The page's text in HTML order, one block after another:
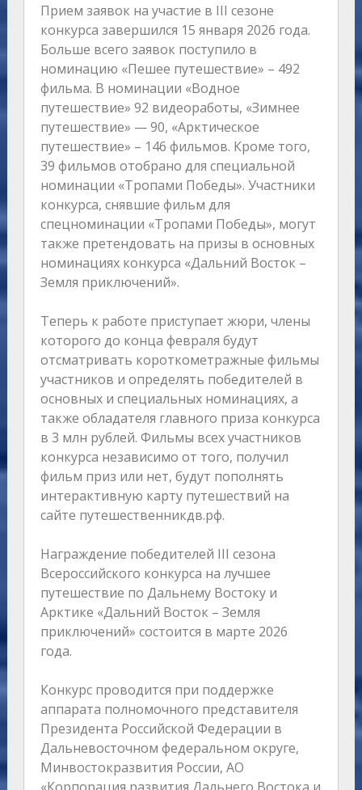
Прием заявок на участие в III сезоне
конкурса завершился 15 января 2026 года.
Больше всего заявок поступило в
номинацию «Пешее путешествие» – 492
фильма. В номинации «Водное
путешествие» 92 видеоработы, «Зимнее
путешествие» — 90, «Арктическое
путешествие» – 146 фильмов. Кроме того,
39 фильмов отобрано для специальной
номинации «Тропами Победы». Участники
конкурса, снявшие фильм для
спецноминации «Тропами Победы», могут
также претендовать на призы в основных
номинациях конкурса «Дальний Восток –
Земля приключений».
Теперь к работе приступает жюри, члены
которого до конца февраля будут
отсматривать короткометражные фильмы
участников и определять победителей в
основных и специальных номинациях, а
также обладателя главного приза конкурса
в 3 млн рублей. Фильмы всех участников
конкурса независимо от того, получил
фильм приз или нет, будут пополнять
интерактивную карту путешествий на
сайте путешественникдв.рф.
Награждение победителей III сезона
Всероссийского конкурса на лучшее
путешествие по Дальнему Востоку и
Арктике «Дальний Восток – Земля
приключений» состоится в марте 2026
года.
Конкурс проводится при поддержке
аппарата полномочного представителя
Президента Российской Федерации в
Дальневосточном федеральном округе,
Минвостокразвития России, АО